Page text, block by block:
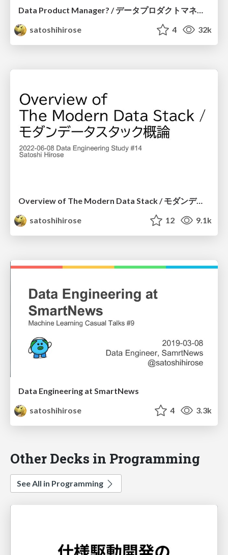
Data Product Manager? / データプロダクトマネージャーとは？
satoshihirose
4 32k
Overview of The Modern Data Stack / モダンデータスタック概論
satoshihirose
12 9.1k
Data Engineering at SmartNews
satoshihirose
4 3.3k
Other Decks in Programming
See All in Programming